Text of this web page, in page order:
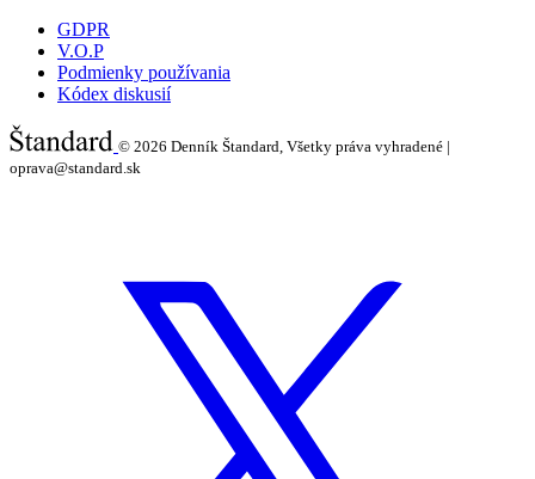
GDPR
V.O.P
Podmienky používania
Kódex diskusií
© 2026 Denník Štandard, Všetky práva vyhradené |
oprava@standard.sk